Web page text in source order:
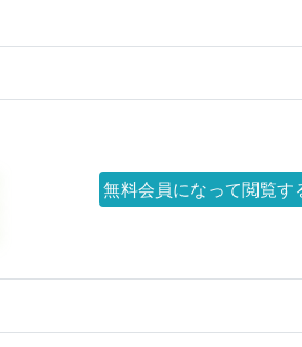
無料会員になって閲覧す